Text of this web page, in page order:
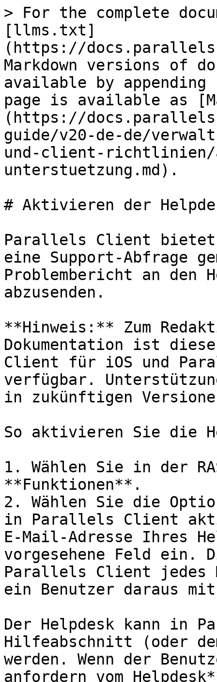
> For the complete
[llms.txt]
(https://
Markdown versions of
available by
page is available as
(https://
guide/v20-de-de/
und-client-richtlinien/
unterstuetzung.md).
# Aktivieren der
Parallels Client bietet
eine Support-Abfrage
Problembericht an den
abzusenden.
**Hinweis:** Zum
Dokumentation ist
Client für iOS und
verfügbar.
in zukünftigen
So aktivieren Sie die
1. Wählen Sie in der
**Funktionen**.
2. Wählen Sie die
in Parallels Client
E-Mail-Adresse Ihres
vorgesehene Feld ein.
Parallels Client jedes
ein Benutzer daraus
Der Helpdesk kann in
Hilfeabschnitt (oder
werden. Wenn der
anfordern vom